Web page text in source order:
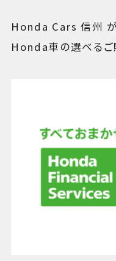
Honda Cars 信州 が
Honda車の選べるご